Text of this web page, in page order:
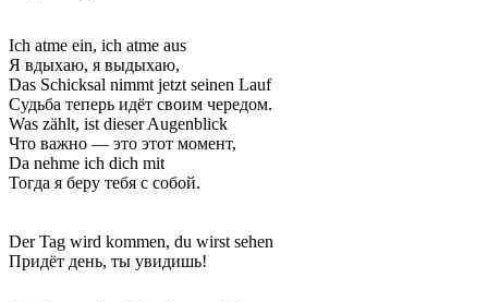
Ich atme ein, ich atme aus
Я вдыхаю, я выдыхаю,
Das Schicksal nimmt jetzt seinen Lauf
Судьба теперь идёт своим чередом.
Was zählt, ist dieser Augenblick
Что важно — это этот момент,
Da nehme ich dich mit
Тогда я беру тебя с собой.
Der Tag wird kommen, du wirst sehen
Придёт день, ты увидишь!